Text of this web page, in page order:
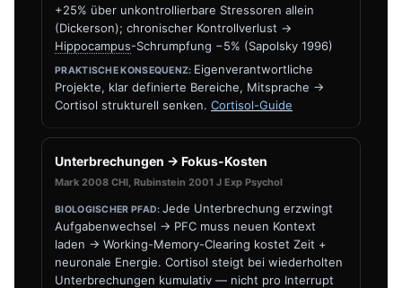
+25% über unkontrollierbare Stressoren allein
(Dickerson); chronischer Kontrollverlust →
Hippocampus-Schrumpfung −5% (Sapolsky 1996)
Eigenverantwortliche
Projekte, klar definierte Bereiche, Mitsprache →
Cortisol strukturell senken. Cortisol-Guide
Unterbrechungen → Fokus-Kosten
Mark 2008 CHI, Rubinstein 2001 J Exp Psychol
Jede Unterbrechung erzwingt
Aufgabenwechsel → PFC muss neuen Kontext
laden → Working-Memory-Clearing kostet Zeit +
neuronale Energie. Cortisol steigt bei wiederholten
Unterbrechungen kumulativ — nicht pro Interrupt